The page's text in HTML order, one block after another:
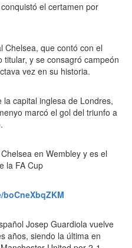
el certamen por
Chelsea, que contó con el
y se consagró campeón
vez en su historia.
capital inglesa de Londres,
marcó el gol del triunfo a
Josep Guardiola vuelve
años, siendo la última en